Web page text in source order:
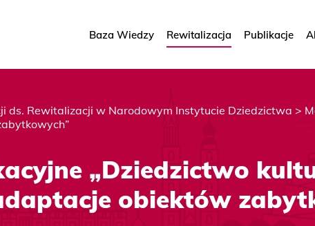
Baza Wiedzy Rewitalizacja Publikacje
ds. Rewitalizacji w Narodowym Instytucie Dziedzictwa >
„Dziedzictwo
obiektów